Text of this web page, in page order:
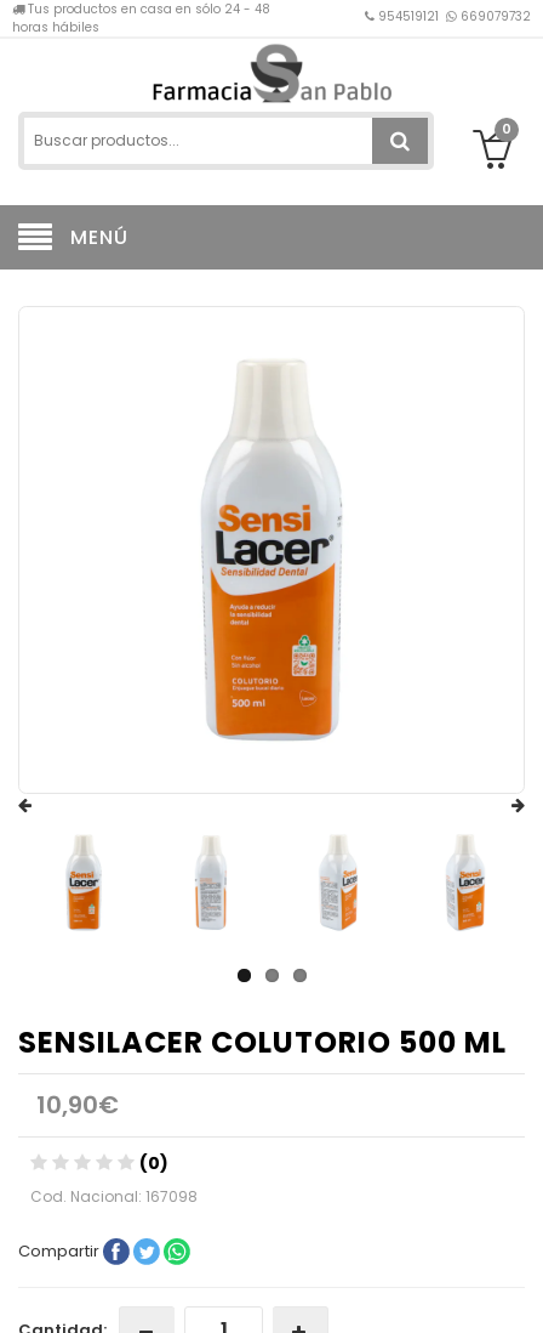
Tus productos en casa en sólo 24 - 48
horas hábiles
954519121 669079732
0
MENÚ
SENSILACER COLUTORIO 500 ML
10,90€
(0)
Cod. Nacional: 167098
Compartir